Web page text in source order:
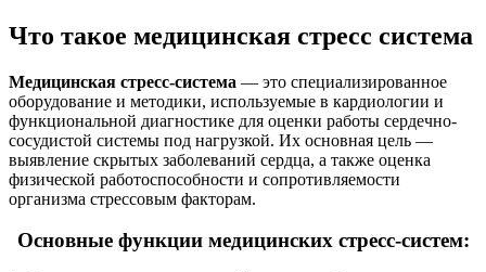
Что такое медицинская стресс система
Медицинская стресс-система — это специализированное
оборудование и методики, используемые в кардиологии и
функциональной диагностике для оценки работы сердечно-
сосудистой системы под нагрузкой. Их основная цель —
выявление скрытых заболеваний сердца, а также оценка
физической работоспособности и сопротивляемости
организма стрессовым факторам.
Основные функции медицинских стресс-систем: